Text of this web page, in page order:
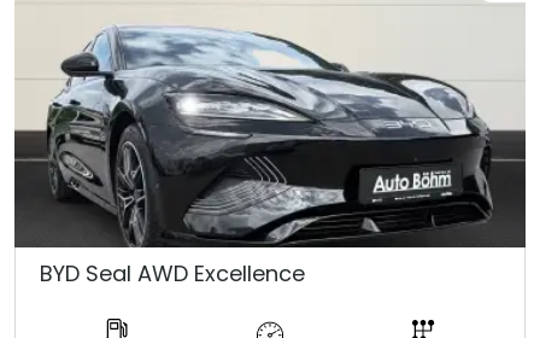
BYD Seal AWD Excellence